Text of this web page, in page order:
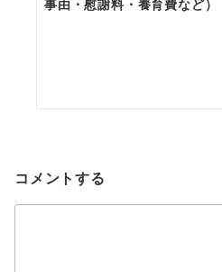
事由・慰謝料・養育費など）
コメントする